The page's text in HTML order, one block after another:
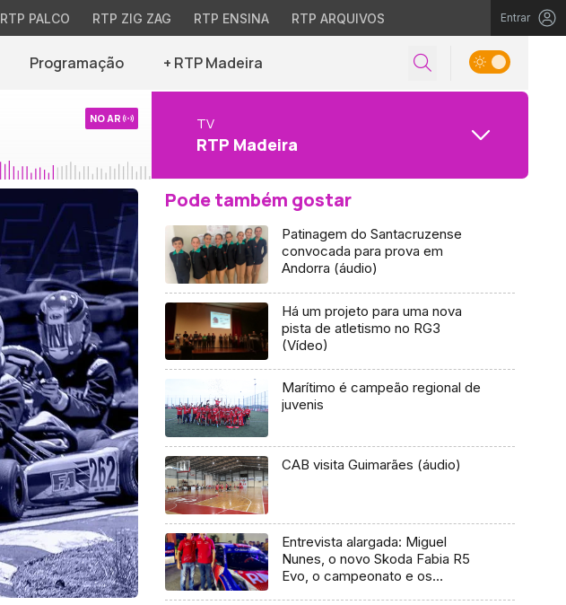
RTP PALCO RTP ZIG ZAG RTP ENSINA RTP ARQUIVOS Entrar
Programação + RTP Madeira
NO AR TV
RTP Madeira
Pode também gostar
Patinagem do Santacruzense
convocada para prova em
Andorra (áudio)
Há um projeto para uma nova
pista de atletismo no RG3
(Vídeo)
Marítimo é campeão regional de
juvenis
CAB visita Guimarães (áudio)
Entrevista alargada: Miguel
Nunes, o novo Skoda Fabia R5
Evo, o campeonato e os